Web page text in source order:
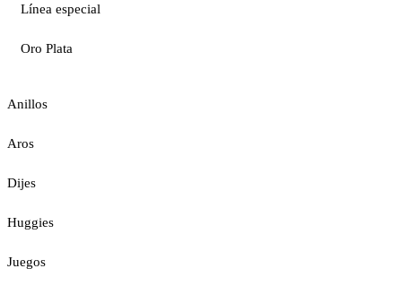
Línea especial
Oro Plata
Anillos
Aros
Dijes
Huggies
Juegos